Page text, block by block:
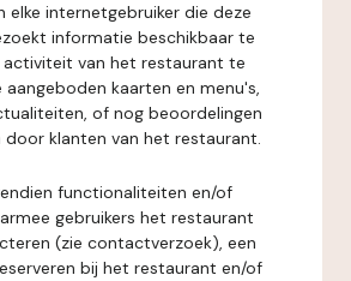
elke internetgebruiker die deze
informatie beschikbaar te
van het restaurant te
aangeboden kaarten en menu's,
of nog beoordelingen
door klanten van het restaurant.
functionaliteiten en/of
gebruikers het restaurant
(zie contactverzoek), een
bij het restaurant en/of